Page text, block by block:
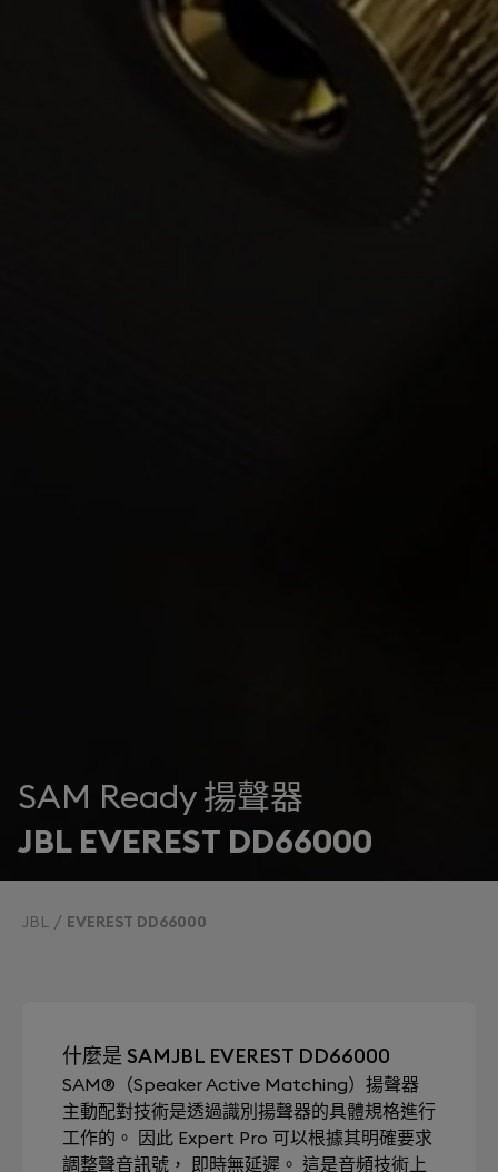
SAM Ready 揚聲器
JBL EVEREST DD66000
JBL EVEREST DD66000
什麼是 SAMJBL EVEREST DD66000
SAM®（Speaker Active Matching）揚聲器
主動配對技術是透過識別揚聲器的具體規格進行
工作的。 因此 Expert Pro 可以根據其明確要求
調整聲音訊號， 即時無延遲。 這是音頻技術上